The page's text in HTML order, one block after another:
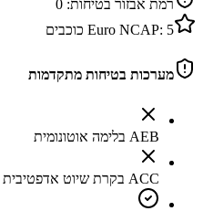
רמת אבזור בטיחות: 0
Euro NCAP: 5 כוכבים
מערכות בטיחות מתקדמות
AEB בלימה אוטונומית
ACC בקרת שיוט אדפטיבית